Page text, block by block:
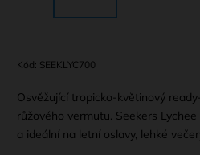
Kód: SEEKLYC700
Osvěžující tropicko-květinový
růžového vermutu. Seekers
a ideální na letní oslavy, lehké